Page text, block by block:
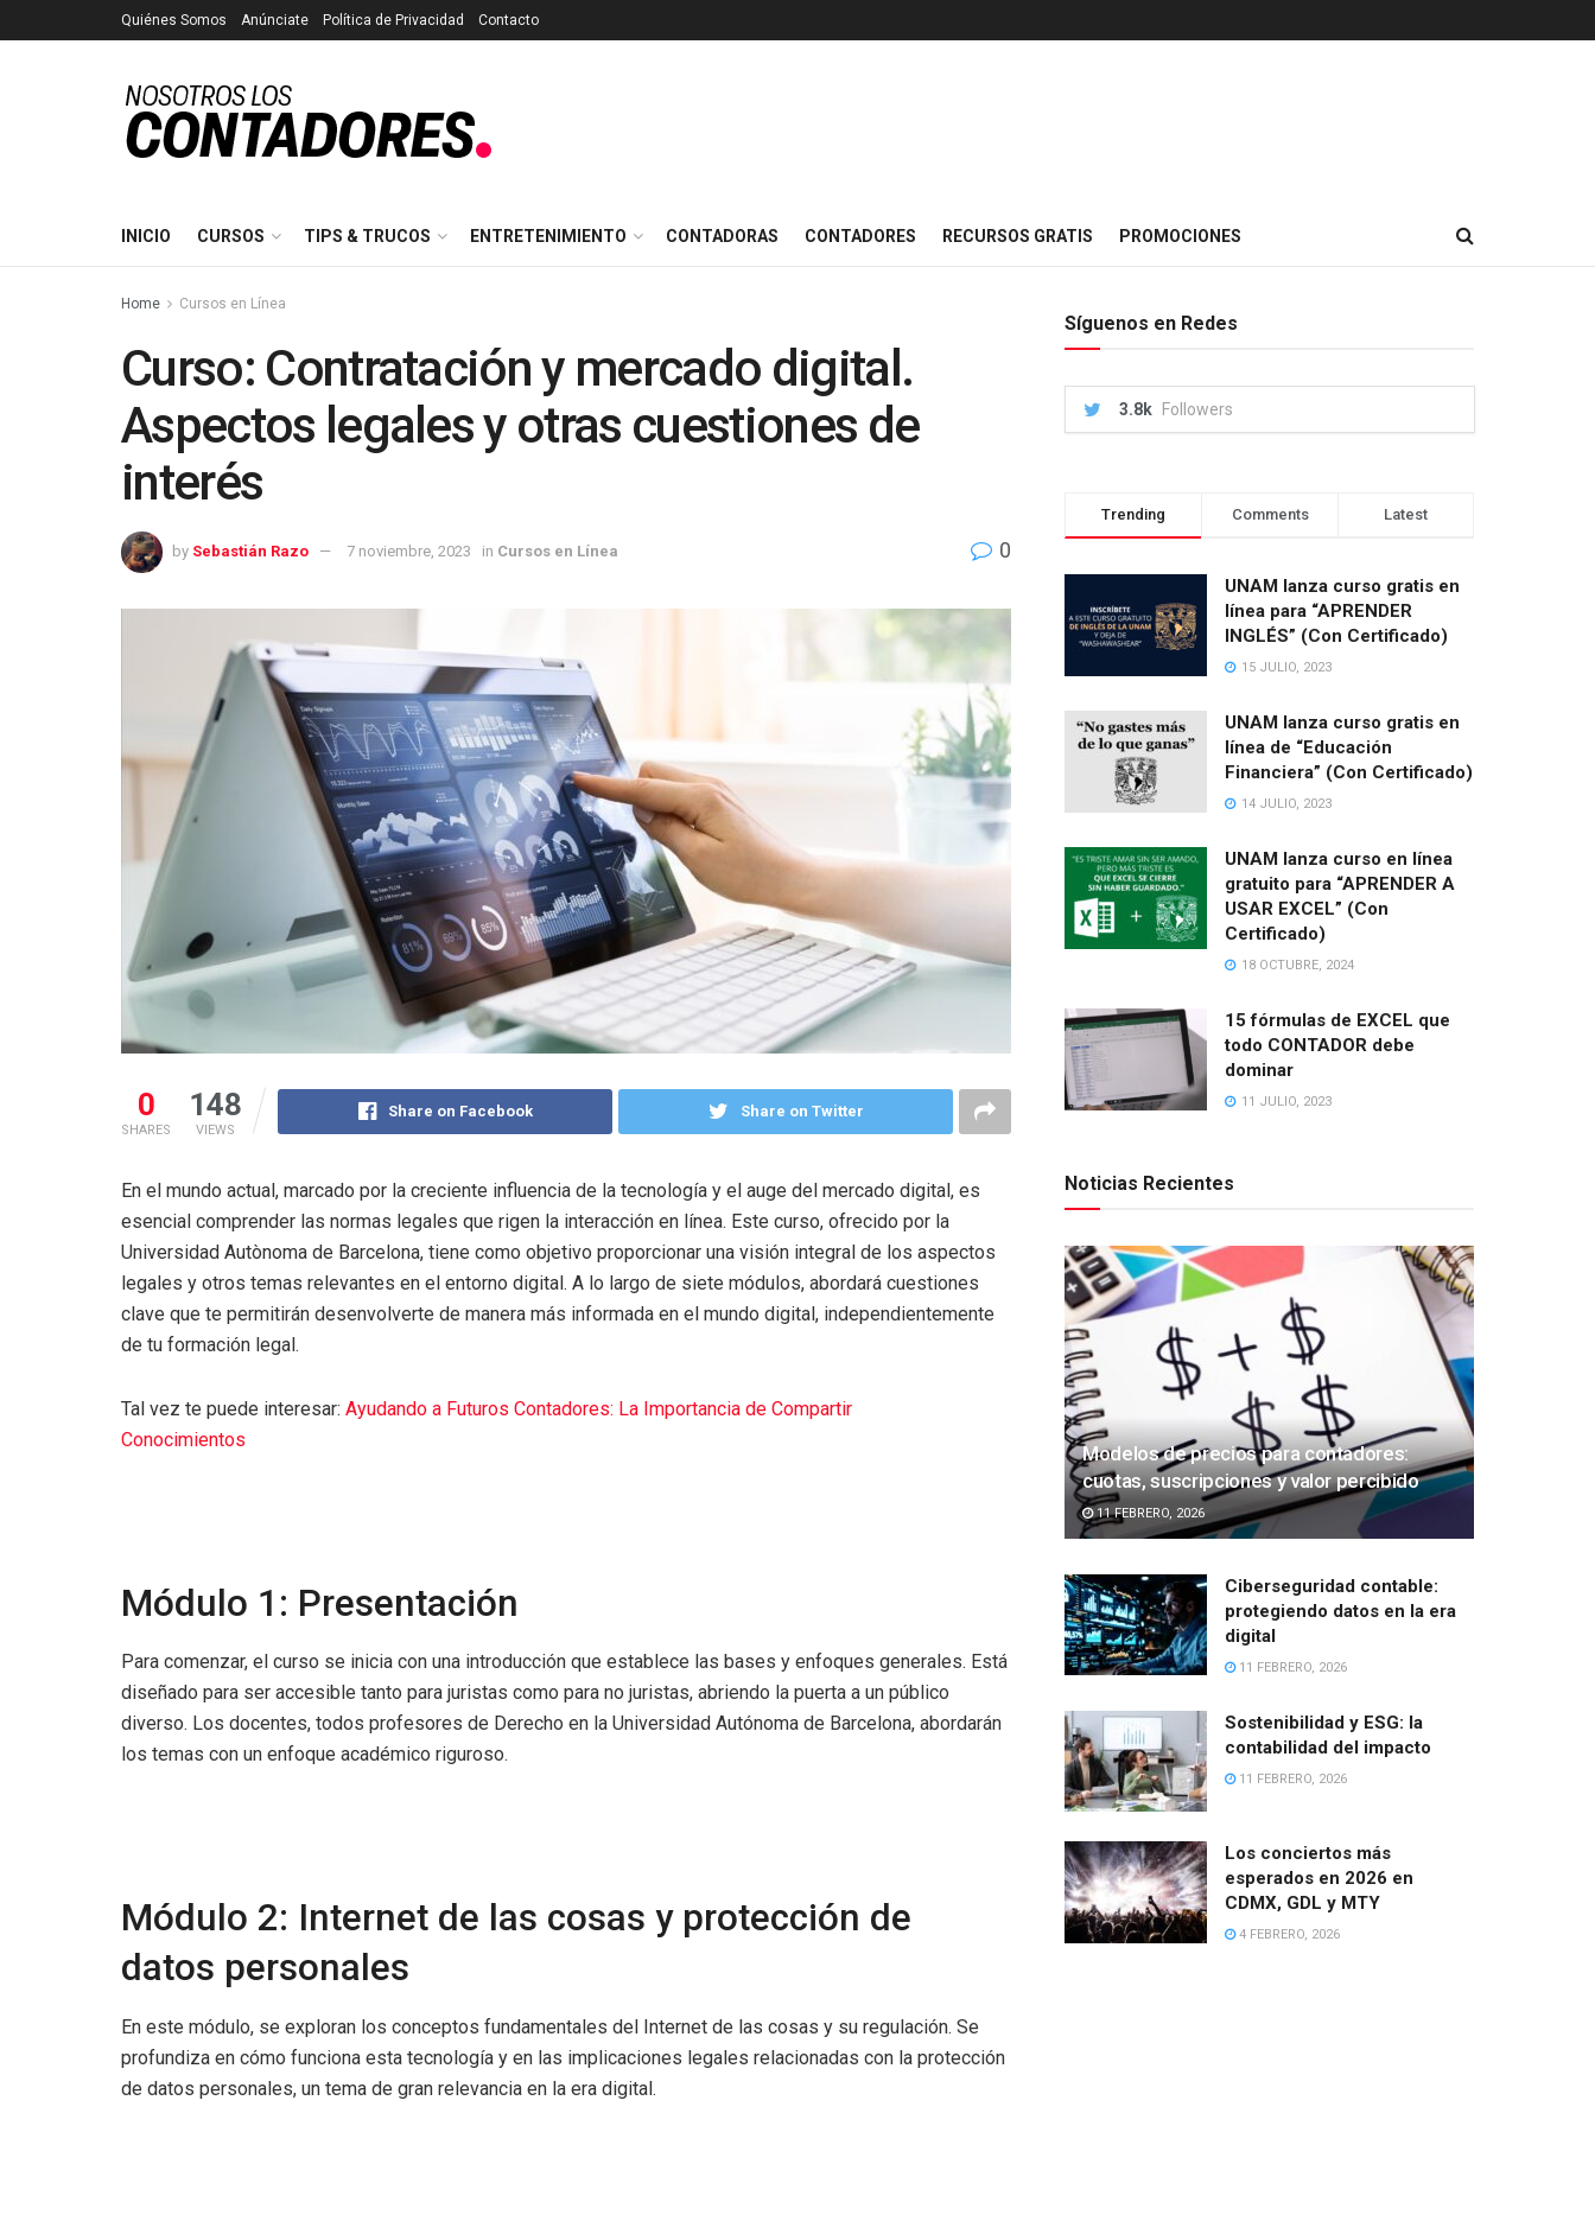
Quiénes Somos Anúnciate Política de Privacidad Contacto
INICIO CURSOS TIPS & TRUCOS ENTRETENIMIENTO CONTADORAS CONTADORES RECURSOS GRATIS PROMOCIONES
Home Cursos en Línea
Curso: Contratación y mercado digital.
Aspectos legales y otras cuestiones de
interés
by Sebastián Razo 7 noviembre, 2023 in Cursos en Línea 0
0
SHARES
148
VIEWS
Share on Facebook Share on Twitter
En el mundo actual, marcado por la creciente influencia de la tecnología y el auge del mercado digital, es
esencial comprender las normas legales que rigen la interacción en línea. Este curso, ofrecido por la
Universidad Autònoma de Barcelona, tiene como objetivo proporcionar una visión integral de los aspectos
legales y otros temas relevantes en el entorno digital. A lo largo de siete módulos, abordará cuestiones
clave que te permitirán desenvolverte de manera más informada en el mundo digital, independientemente
de tu formación legal.
Tal vez te puede interesar: Ayudando a Futuros Contadores: La Importancia de Compartir
Conocimientos
Módulo 1: Presentación
Para comenzar, el curso se inicia con una introducción que establece las bases y enfoques generales. Está
diseñado para ser accesible tanto para juristas como para no juristas, abriendo la puerta a un público
diverso. Los docentes, todos profesores de Derecho en la Universidad Autónoma de Barcelona, abordarán
los temas con un enfoque académico riguroso.
Módulo 2: Internet de las cosas y protección de
datos personales
En este módulo, se exploran los conceptos fundamentales del Internet de las cosas y su regulación. Se
profundiza en cómo funciona esta tecnología y en las implicaciones legales relacionadas con la protección
de datos personales, un tema de gran relevancia en la era digital.
Síguenos en Redes
3.8k Followers
Trending Comments Latest
UNAM lanza curso gratis en
línea para “APRENDER
INGLÉS” (Con Certificado)
15 JULIO, 2023
UNAM lanza curso gratis en
línea de “Educación
Financiera” (Con Certificado)
14 JULIO, 2023
UNAM lanza curso en línea
gratuito para “APRENDER A
USAR EXCEL” (Con
Certificado)
18 OCTUBRE, 2024
15 fórmulas de EXCEL que
todo CONTADOR debe
dominar
11 JULIO, 2023
Noticias Recientes
Modelos de precios para contadores:
cuotas, suscripciones y valor percibido
11 FEBRERO, 2026
Ciberseguridad contable:
protegiendo datos en la era
digital
11 FEBRERO, 2026
Sostenibilidad y ESG: la
contabilidad del impacto
11 FEBRERO, 2026
Los conciertos más
esperados en 2026 en
CDMX, GDL y MTY
4 FEBRERO, 2026